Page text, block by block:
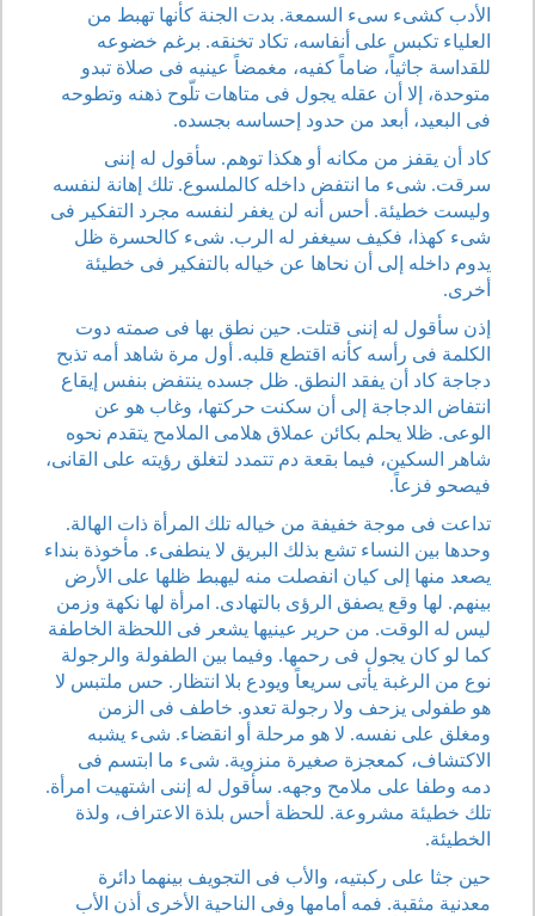
الأدب كشىء سىء السمعة. بدت الجنة كأنها تهبط من
العلياء تكبس على أنفاسه، تكاد تخنقه. برغم خضوعه
للقداسة جاثياً، ضاماً كفيه، مغمضاً عينيه فى صلاة تبدو
متوحدة، إلا أن عقله يجول فى متاهات تلّوح ذهنه وتطوحه
فى البعيد، أبعد من حدود إحساسه بجسده.
كاد أن يقفز من مكانه أو هكذا توهم. سأقول له إننى
سرقت. شىء ما انتفض داخله كالملسوع. تلك إهانة لنفسه
وليست خطيئة. أحس أنه لن يغفر لنفسه مجرد التفكير فى
شىء كهذا، فكيف سيغفر له الرب. شىء كالحسرة ظل
يدوم داخله إلى أن نحاها عن خياله بالتفكير فى خطيئة
أخرى.
إذن سأقول له إننى قتلت. حين نطق بها فى صمته دوت
الكلمة فى رأسه كأنه اقتطع قلبه. أول مرة شاهد أمه تذبح
دجاجة كاد أن يفقد النطق. ظل جسده ينتفض بنفس إيقاع
انتفاض الدجاجة إلى أن سكنت حركتها، وغاب هو عن
الوعى. ظلا يحلم بكائن عملاق هلامى الملامح يتقدم نحوه
شاهر السكين، فيما بقعة دم تتمدد لتغلق رؤيته على القانى،
فيصحو فزعاً.
تداعت فى موجة خفيفة من خياله تلك المرأة ذات الهالة.
وحدها بين النساء تشع بذلك البريق لا ينطفىء. مأخوذة بنداء
يصعد منها إلى كيان انفصلت منه ليهبط ظلها على الأرض
بينهم. لها وقع يصفق الرؤى بالتهادى. امرأة لها نكهة وزمن
ليس له الوقت. من حرير عينيها يشعر فى اللحظة الخاطفة
كما لو كان يجول فى رحمها. وفيما بين الطفولة والرجولة
نوع من الرغبة يأتى سريعاً ويودع بلا انتظار. حس ملتبس لا
هو طفولى يزحف ولا رجولة تعدو. خاطف فى الزمن
ومغلق على نفسه. لا هو مرحلة أو انقضاء. شىء يشبه
الاكتشاف، كمعجزة صغيرة منزوية. شىء ما ابتسم فى
دمه وطفا على ملامح وجهه. سأقول له إننى اشتهيت امرأة.
تلك خطيئة مشروعة. للحظة أحس بلذة الاعتراف، ولذة
الخطيئة.
حين جثا على ركبتيه، والأب فى التجويف بينهما دائرة
معدنية مثقبة. فمه أمامها وفى الناحية الأخرى أذن الأب